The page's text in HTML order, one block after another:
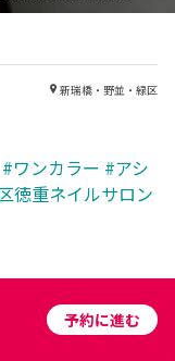
新瑞橋・野並・緑区
#ワンカラー #アシ
徳重ネイルサロン
予約に進む